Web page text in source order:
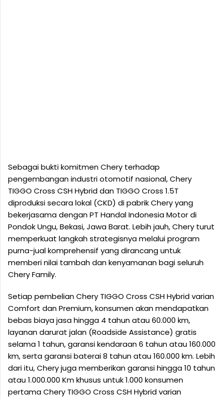
Sebagai bukti komitmen Chery terhadap
pengembangan industri otomotif nasional, Chery
TIGGO Cross CSH Hybrid dan TIGGO Cross 1.5T
diproduksi secara lokal (CKD) di pabrik Chery yang
bekerjasama dengan PT Handal Indonesia Motor di
Pondok Ungu, Bekasi, Jawa Barat. Lebih jauh, Chery turut
memperkuat langkah strategisnya melalui program
purna-jual komprehensif yang dirancang untuk
memberi nilai tambah dan kenyamanan bagi seluruh
Chery Family.
Setiap pembelian Chery TIGGO Cross CSH Hybrid varian
Comfort dan Premium, konsumen akan mendapatkan
bebas biaya jasa hingga 4 tahun atau 60.000 km,
layanan darurat jalan (Roadside Assistance) gratis
selama 1 tahun, garansi kendaraan 6 tahun atau 160.000
km, serta garansi baterai 8 tahun atau 160.000 km. Lebih
dari itu, Chery juga memberikan garansi hingga 10 tahun
atau 1.000.000 Km khusus untuk 1.000 konsumen
pertama Chery TIGGO Cross CSH Hybrid varian